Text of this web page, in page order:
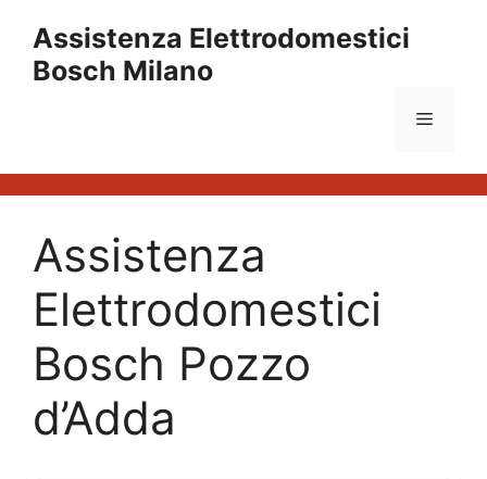
contenuto
Assistenza Elettrodomestici
Bosch Milano
Menu
Assistenza
Elettrodomestici
Bosch Pozzo
d’Adda